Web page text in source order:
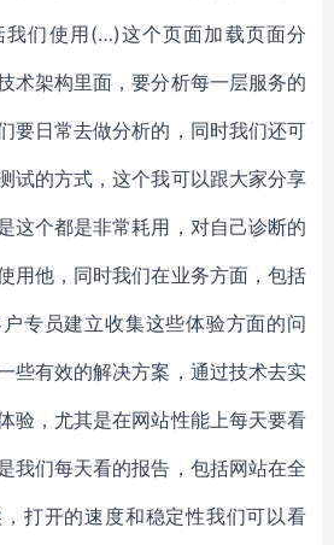
我们使用(…)这个页面加载页面分
术架构里面，要分析每一层服务的
要日常去做分析的，同时我们还可
试的方式，这个我可以跟大家分享
这个都是非常耗用，对自己诊断的
用他，同时我们在业务方面，包括
专员建立收集这些体验方面的问
些有效的解决方案，通过技术去实
验，尤其是在网站性能上每天要看
我们每天看的报告，包括网站在全
打开的速度和稳定性我们可以看